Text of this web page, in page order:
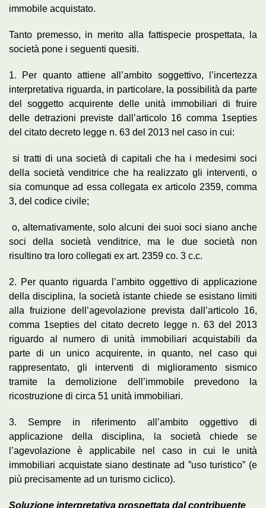
immobile acquistato.
Tanto premesso, in merito alla fattispecie prospettata, la
società pone i seguenti quesiti.
1. Per quanto attiene all’ambito soggettivo, l’incertezza
interpretativa riguarda, in particolare, la possibilità da parte
del soggetto acquirente delle unità immobiliari di fruire
delle detrazioni previste dall’articolo 16 comma 1­septies
del citato decreto legge n. 63 del 2013 nel caso in cui:
­ si tratti di una società di capitali che ha i medesimi soci
della società venditrice che ha realizzato gli interventi, o
sia comunque ad essa collegata ex articolo 2359, comma
3, del codice civile;
­ o, alternativamente, solo alcuni dei suoi soci siano anche
soci della società venditrice, ma le due società non
risultino tra loro collegati ex art. 2359 co. 3 c.c.
2. Per quanto riguarda l’ambito oggettivo di applicazione
della disciplina, la società istante chiede se esistano limiti
alla fruizione dell’agevolazione prevista dall’articolo 16,
comma 1­septies del citato decreto legge n. 63 del 2013
riguardo al numero di unità immobiliari acquistabili da
parte di un unico acquirente, in quanto, nel caso qui
rappresentato, gli interventi di miglioramento sismico
tramite la demolizione dell’immobile prevedono la
ricostruzione di circa 51 unità immobiliari.
3. Sempre in riferimento all’ambito oggettivo di
applicazione della disciplina, la società chiede se
l’agevolazione è applicabile nel caso in cui le unità
immobiliari acquistate siano destinate ad ”uso turistico” (e
più precisamente ad un turismo ciclico).
Soluzione interpretativa prospettata dal contribuente